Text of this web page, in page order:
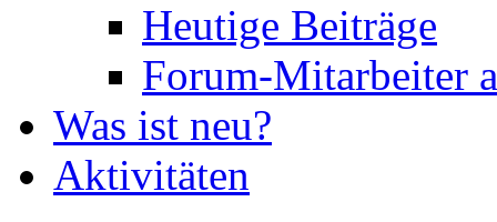
Heutige Beiträge
Forum-Mitarbeiter
Was ist neu?
Aktivitäten